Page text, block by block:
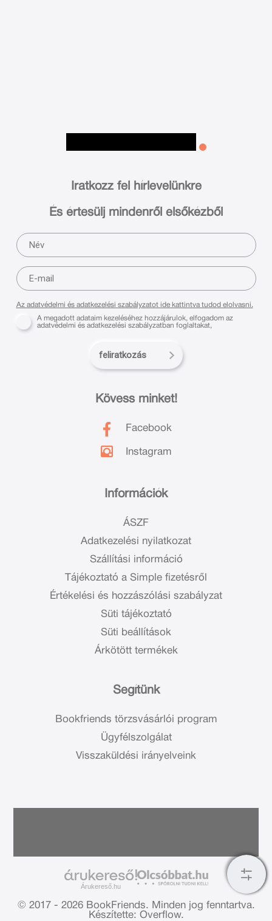
Információk
ÁSZF
Adatkezelési nyilatkozat
Szállítási információ
Tájékoztató a Simple fizetésről
Értékelési és hozzászólási szabályzat
Süti tájékoztató
Süti beállítások
Árkötött termékek
Segítünk
Bookfriends törzsvásárlói program
Ügyfélszolgálat
Visszaküldési irányelveink
Kövess minket!
Facebook
Instagram
Iratkozz fel hírlevelünkre
És értesülj mindenről elsőkézből
Az adatvédelmi és adatkezelési szabályzatot ide kattintva tudod elolvasni.
A megadott adataim kezeléséhez hozzájárulok, elfogadom az
adatvédelmi és adatkezelési szabályzatban foglaltakat,
feliratkozás
Árukereső.hu
© 2017 - 2026 BookFriends. Minden jog fenntartva.
Készítette: Overflow.